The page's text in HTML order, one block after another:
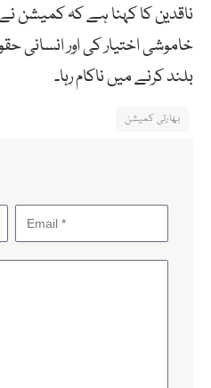
ناقدین کا کہنا ہے کہ کمیشن
خاموشی اختیار کی اور انسانی
بلند کرنے میں ناکام رہا۔
بھارتی کمیشن